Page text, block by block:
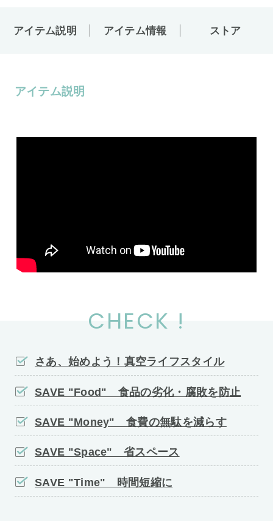
アイテム説明 アイテム情報 ストア
アイテム説明
CHECK !
さあ、始めよう！真空ライフスタイル
SAVE "Food" 食品の劣化・腐敗を防止
SAVE "Money" 食費の無駄を減らす
SAVE "Space" 省スペース
SAVE "Time" 時間短縮に